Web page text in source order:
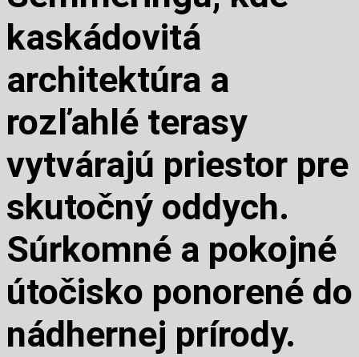
kaskádovitá
architektúra a
rozľahlé terasy
vytvárajú priestor pre
skutočný oddych.
Súrkomné a pokojné
útočisko ponorené do
nádhernej prírody.